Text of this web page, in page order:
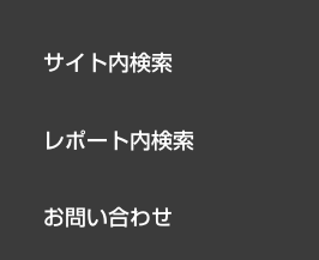
サイト内検索
レポート内検索
お問い合わせ